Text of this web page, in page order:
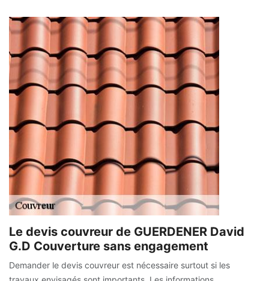
Le devis couvreur de GUERDENER David
G.D Couverture sans engagement
Demander le devis couvreur est nécessaire surtout si les